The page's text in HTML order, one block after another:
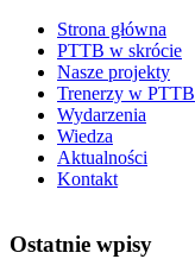
Strona główna
PTTB w skrócie
Nasze projekty
Trenerzy w PTTB
Wydarzenia
Wiedza
Aktualności
Kontakt
Ostatnie wpisy